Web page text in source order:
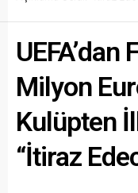
UEFA’dan
Milyon
Kulüpten
“İtiraz